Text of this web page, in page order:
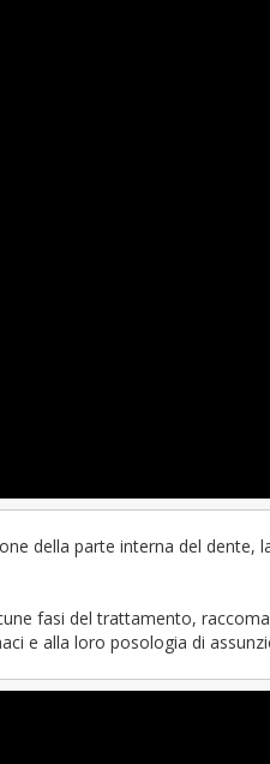
della parte interna del dente,
fasi del trattamento,
e alla loro posologia di